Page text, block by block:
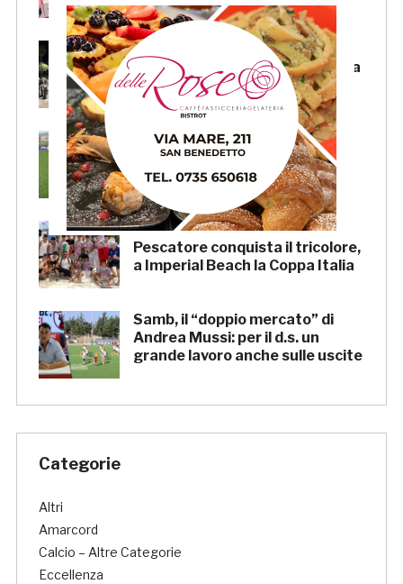
Scacchi in piazza: giovedì 6
agosto appuntamento in piazza
Salvo D’Acquisto
La Serie C su Rai 2: alcune
partite di Lega Pro saranno
trasmesse in diretta
Beach Soccer AiCS: Lido del
Pescatore conquista il tricolore,
a Imperial Beach la Coppa Italia
Samb, il “doppio mercato” di
Andrea Mussi: per il d.s. un
grande lavoro anche sulle uscite
Categorie
Altri
Amarcord
Calcio – Altre Categorie
Eccellenza